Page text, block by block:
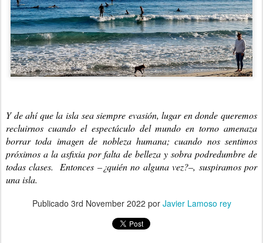
Y de ahí que la isla sea siempre evasión, lugar en donde queremos
recluirnos cuando el espectáculo del mundo en torno amenaza
borrar toda imagen de nobleza humana; cuando nos sentimos
próximos a la asfixia por falta de belleza y sobra podredumbre de
todas clases.  Entonces –¿quién no alguna vez?–, suspiramos por
una isla.
Publicado 3rd November 2022 por Javier Lamoso rey